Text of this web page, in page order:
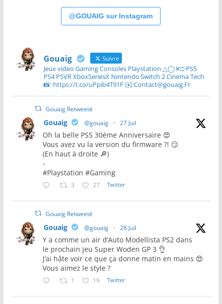
@GOUAIG sur Instagram
Gouaig Suivre
Jeux video Gaming Consoles Playstation △◯✕□ PS5
PS4 PSVR XboxSeriesX Nintendo Switch 2 Cinema Tech
📸: https://t.co/uPpib4T91F ✉️:Contact@gouaig.Fr
Gouaig Retweeté
Gouaig @gouaig · 27 Juil
Oh la belle PS5 30ème Anniversaire 😍
Vous avez vu la version du firmware ?! 😏
(En haut à droite 🔎)
-
#Playstation #Gaming
3 27 Twitter
Gouaig Retweeté
Gouaig @gouaig · 28 Juil
Y a comme un air d’Auto Modellista PS2 dans
le prochain jeu Super Woden GP 3 👌
J’ai hâte voir ce que ça donne matin en mains 😍
Vous aimez le style ?
1 19 Twitter